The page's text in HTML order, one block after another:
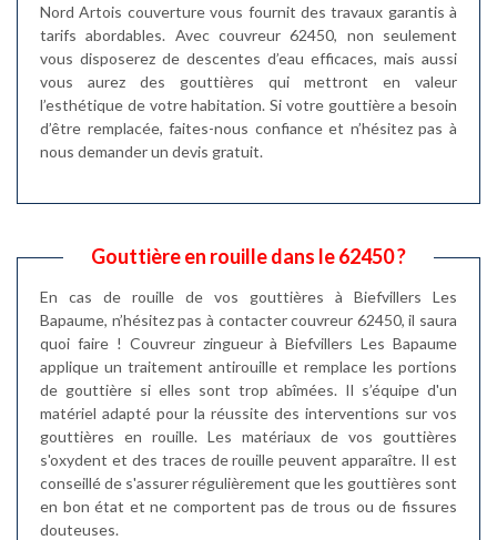
Nord Artois couverture vous fournit des travaux garantis à
tarifs abordables. Avec couvreur 62450, non seulement
vous disposerez de descentes d’eau efficaces, mais aussi
vous aurez des gouttières qui mettront en valeur
l’esthétique de votre habitation. Si votre gouttière a besoin
d’être remplacée, faites-nous confiance et n’hésitez pas à
nous demander un devis gratuit.
Gouttière en rouille dans le 62450 ?
En cas de rouille de vos gouttières à Biefvillers Les
Bapaume, n’hésitez pas à contacter couvreur 62450, il saura
quoi faire ! Couvreur zingueur à Biefvillers Les Bapaume
applique un traitement antirouille et remplace les portions
de gouttière si elles sont trop abîmées. Il s’équipe d'un
matériel adapté pour la réussite des interventions sur vos
gouttières en rouille. Les matériaux de vos gouttières
s'oxydent et des traces de rouille peuvent apparaître. Il est
conseillé de s'assurer régulièrement que les gouttières sont
en bon état et ne comportent pas de trous ou de fissures
douteuses.